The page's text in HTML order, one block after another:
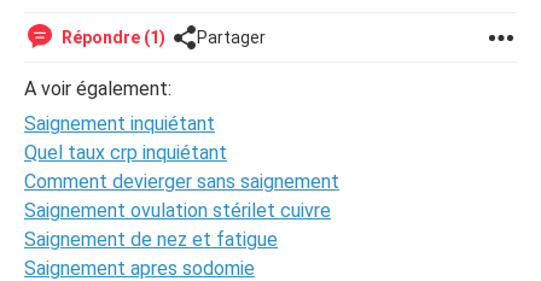
Répondre (1) Partager
A voir également:
Saignement inquiétant
Quel taux crp inquiétant
Comment devierger sans saignement
Saignement ovulation stérilet cuivre
Saignement de nez et fatigue
Saignement apres sodomie